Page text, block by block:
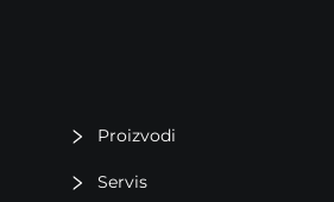
Proizvodi
Servis